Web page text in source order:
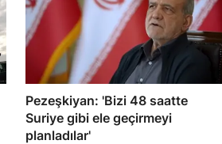
Pezeşkiyan: 'Bizi 48 saatte
Suriye gibi ele geçirmeyi
planladılar'